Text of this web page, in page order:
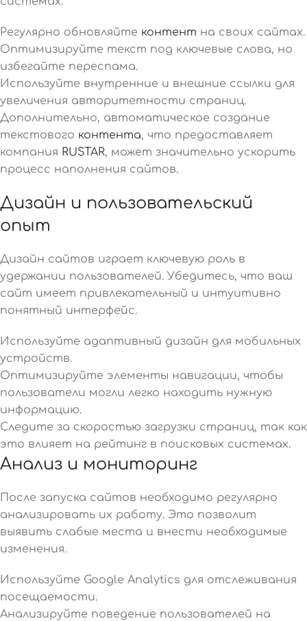
Регулярно обновляйте контент на своих сайтах.
Оптимизируйте текст под ключевые слова, но
избегайте переспама.
Используйте внутренние и внешние ссылки для
увеличения авторитетности страниц.
Дополнительно, автоматическое создание
текстового контента, что предоставляет
компания RUSTAR, может значительно ускорить
процесс наполнения сайтов.
Дизайн и пользовательский
опыт
Дизайн сайтов играет ключевую роль в
удержании пользователей. Убедитесь, что ваш
сайт имеет привлекательный и интуитивно
понятный интерфейс.
Используйте адаптивный дизайн для мобильных
устройств.
Оптимизируйте элементы навигации, чтобы
пользователи могли легко находить нужную
информацию.
Следите за скоростью загрузки страниц, так как
это влияет на рейтинг в поисковых системах.
Анализ и мониторинг
После запуска сайтов необходимо регулярно
анализировать их работу. Это позволит
выявить слабые места и внести необходимые
изменения.
Используйте Google Analytics для отслеживания
посещаемости.
Анализируйте поведение пользователей на